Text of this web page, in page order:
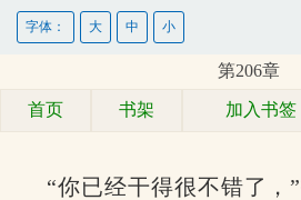
字体： 大 中 小
第206章
首页 书架 加入书签
“你已经干得很不错了，